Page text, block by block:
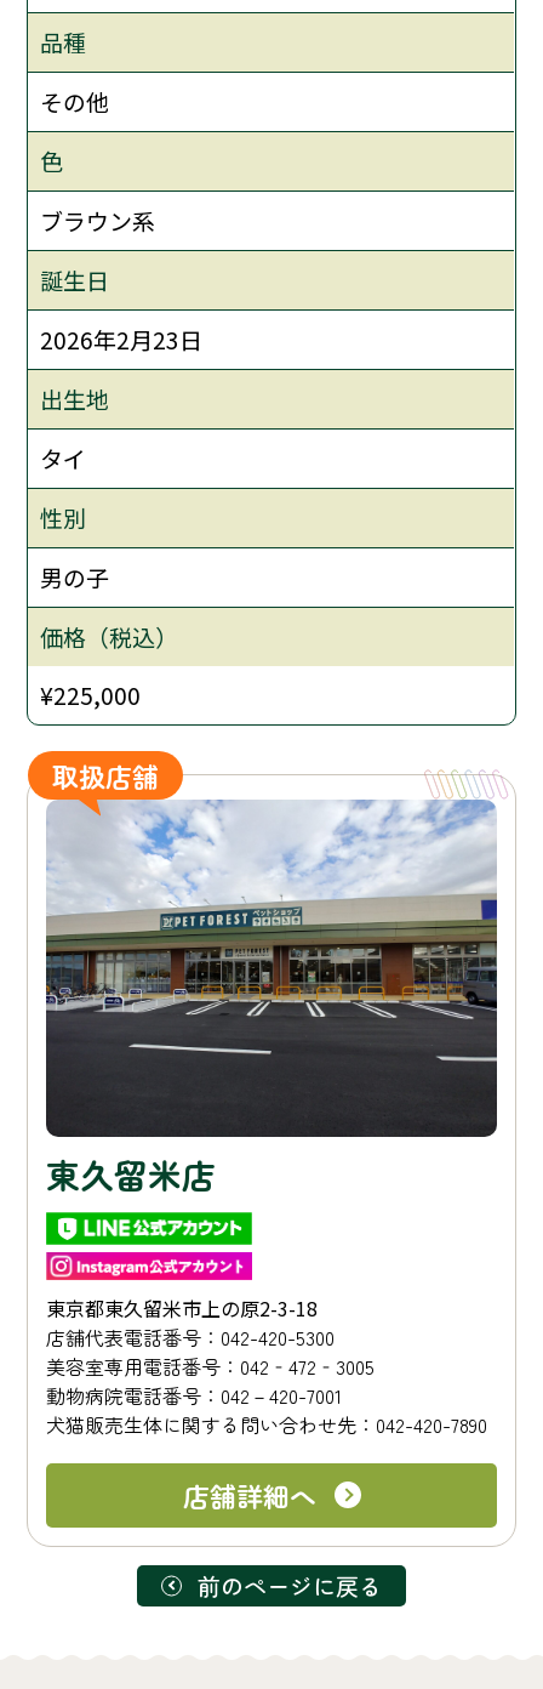
品種
その他
色
ブラウン系
誕生日
2026年2月23日
出生地
タイ
性別
男の子
価格（税込）
¥225,000
取扱店舗
東久留米店
東京都東久留米市上の原2-3-18
店舗代表電話番号：042-420-5300
美容室専用電話番号：042‐472‐3005
動物病院電話番号：042－420-7001
犬猫販売生体に関する問い合わせ先：042-420-7890
店舗詳細へ
前のページに戻る